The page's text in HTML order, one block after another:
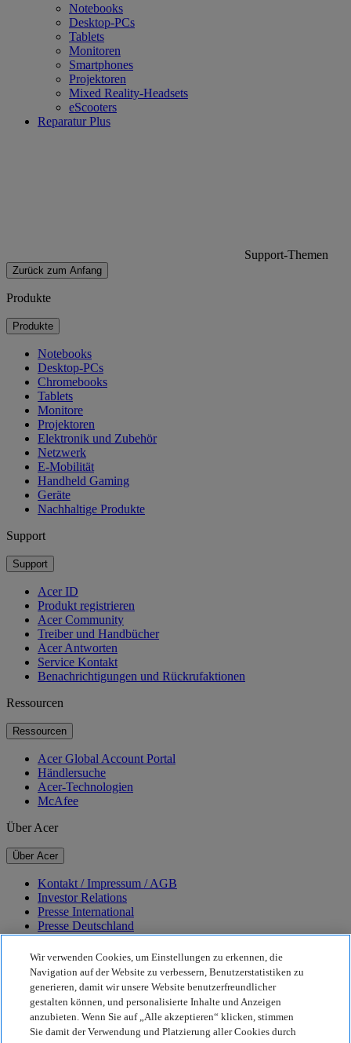
Notebooks
Desktop-PCs
Tablets
Monitoren
Smartphones
Projektoren
Mixed Reality-Headsets
eScooters
Reparatur Plus
Support-Themen
Zurück zum Anfang
Produkte
Produkte
Notebooks
Desktop-PCs
Chromebooks
Tablets
Monitore
Projektoren
Elektronik und Zubehör
Netzwerk
E-Mobilität
Handheld Gaming
Geräte
Nachhaltige Produkte
Support
Support
Acer ID
Produkt registrieren
Acer Community
Treiber und Handbücher
Acer Antworten
Service Kontakt
Benachrichtigungen und Rückrufaktionen
Ressourcen
Ressourcen
Acer Global Account Portal
Händlersuche
Acer-Technologien
McAfee
Über Acer
Über Acer
Kontakt / Impressum / AGB
Investor Relations
Presse International
Presse Deutschland
Auszeichnungen
Veranstaltungen
Karriere
Nachhaltigkeit
Nachhaltigkeit
Wir verwenden Cookies, um Einstellungen zu erkennen, die
Navigation auf der Website zu verbessern, Benutzerstatistiken zu
generieren, damit wir unsere Website benutzerfreundlicher
gestalten können, und personalisierte Inhalte und Anzeigen
anzubieten. Wenn Sie auf „Alle akzeptieren“ klicken, stimmen
Sie damit der Verwendung und Platzierung aller Cookies durch